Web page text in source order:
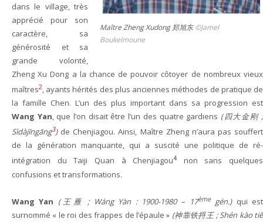
Maître Zheng Xudong 郑旭东©Jamel
Boukelmoune
dans le village, très
apprécié pour son
caractère, sa
générosité et sa
grande volonté,
Zheng Xu Dong a la chance de pouvoir côtoyer de nombreux vieux
maîtres2, ayants hérités des plus anciennes méthodes de pratique de
la famille Chen. L’un des plus important dans sa progression est
Wang Yan, que l’on disait être l’un des quatre gardiens (四大金刚 ;
Sìdàjīngāng3)de Chenjiagou. Ainsi, Maître Zheng n’aura pas souffert
de la génération manquante, qui a suscité une politique de ré-
intégration du Taiji Quan à Chenjiagou4
non sans quelques
confusions et transformations.
Wang Yan (王雁 ; Wáng Yàn : 1900-1980 – 17èmegén.)qui est
surnommé « le roi des frappes de l’épaule » (神靠铁捋王 ; Shén kào tiě